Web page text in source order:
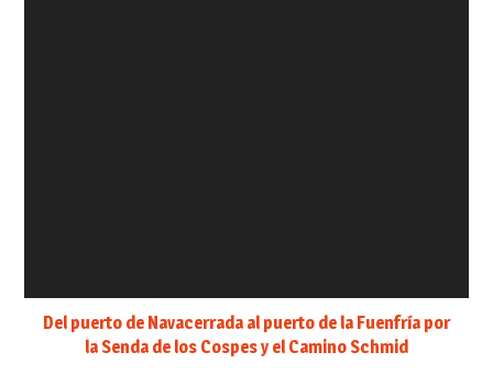
Del puerto de Navacerrada al puerto de la Fuenfría por
la Senda de los Cospes y el Camino Schmid